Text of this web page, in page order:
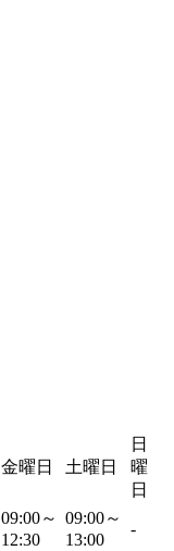
金曜日 土曜日
日
曜
日
09:00～
12:30
09:00～
13:00
-